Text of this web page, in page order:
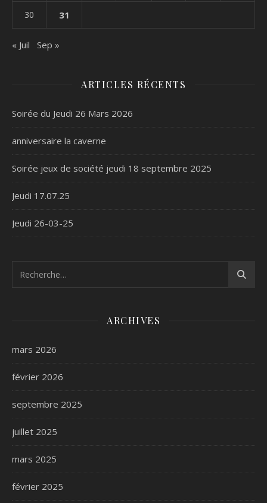
30 31
« Juil Sep »
ARTICLES RÉCENTS
Soirée du Jeudi 26 Mars 2026
anniversaire la caverne
Soirée jeux de société jeudi 18 septembre 2025
Jeudi 17.07.25
Jeudi 26-03-25
ARCHIVES
mars 2026
février 2026
septembre 2025
juillet 2025
mars 2025
février 2025